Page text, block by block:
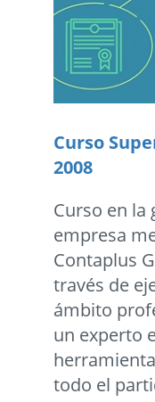
Curso
2008
Curso en la
empresa
Contaplus
través de
ámbito
un experto
todo el